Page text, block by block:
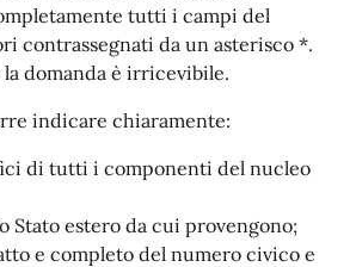
tutti i campi del
contrassegnati da un asterisco *.
domanda è irricevibile.
indicare chiaramente:
di tutti i componenti del nucleo
Stato estero da cui provengono;
e completo del numero civico e